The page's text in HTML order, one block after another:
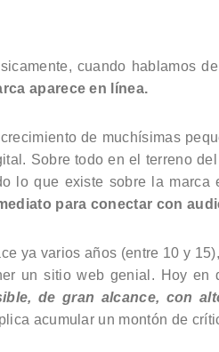
cuando hablamos de
aparece en línea.
de muchísimas
Sobre todo en el terreno
lo que existe sobre la marca
para conectar con
ya varios años (entre 10 y
un sitio web genial. Hoy en
de gran alcance, con
acumular un montón de